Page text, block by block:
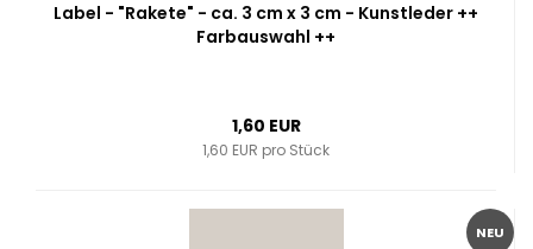
Label - "Rakete" - ca. 3 cm x 3 cm - Kunstleder ++
Farbauswahl ++
1,60 EUR
1,60 EUR pro Stück
NEU